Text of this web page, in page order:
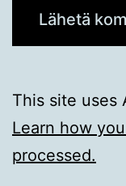
This site uses
Learn how
processed.